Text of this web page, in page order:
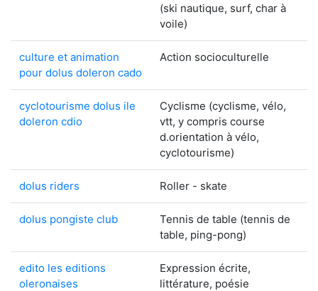
(ski nautique, surf, char à
voile)
culture et animation
pour dolus doleron cado
Action socioculturelle
cyclotourisme dolus ile
doleron cdio
Cyclisme (cyclisme, vélo,
vtt, y compris course
d.orientation à vélo,
cyclotourisme)
dolus riders Roller - skate
dolus pongiste club
Tennis de table (tennis de
table, ping-pong)
edito les editions
oleronaises
Expression écrite,
littérature, poésie